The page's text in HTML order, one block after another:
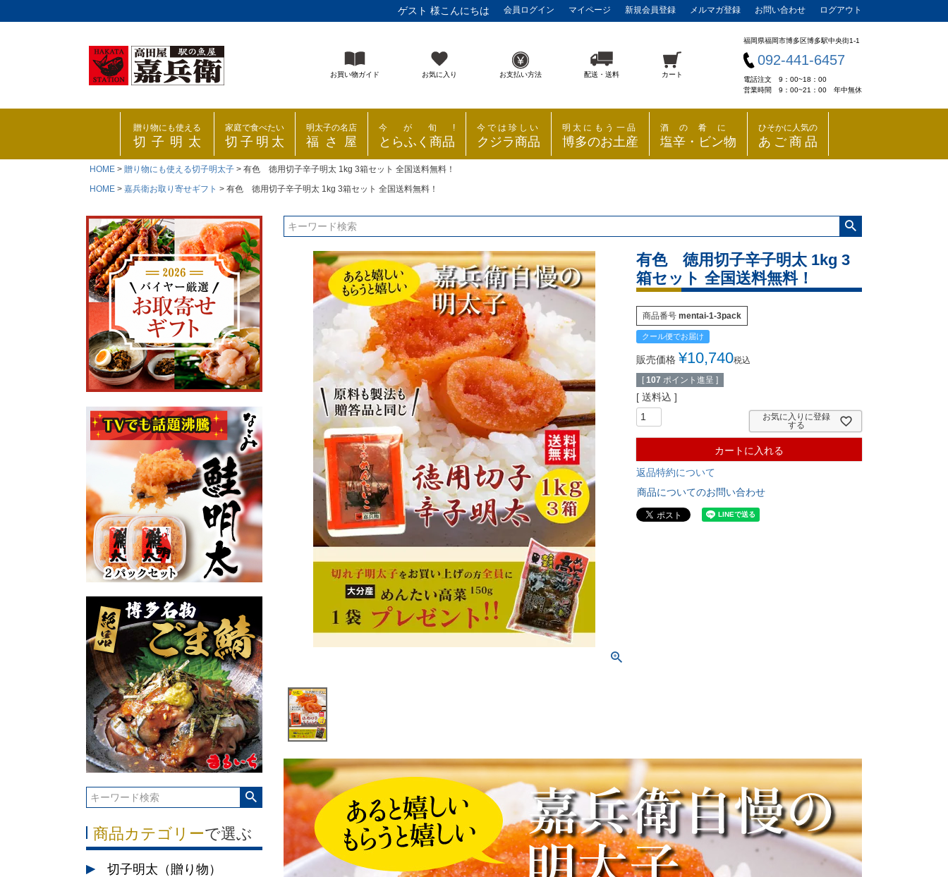
ゲスト 様こんにちは 会員ログイン マイページ 新規会員登録 メルマガ登録 お問い合わせ ログアウト
お買い物ガイド お気に入り お支払い方法 配送・送料 カート
福岡県福岡市博多区博多駅中央街1-1
092-441-6457
電話注文 9：00~18：00
営業時間 9：00~21：00 年中無休
贈り物にも使える
切子明太
家庭で食べたい
切子明太
明太子の名店
福さ屋
今が旬!
とらふく商品
今では珍しい
クジラ商品
明太にもう一品
博多のお土産
酒の肴に
塩辛・ビン物
ひそかに人気の
あご商品
HOME 贈り物にも使える切子明太子
有色 徳用切子辛子明太 1kg 3箱セット 全国送料無料！
HOME
嘉兵衛お取り寄せギフト 有色 徳用切子辛子明太 1kg 3箱セット 全国送料無料！
商品カテゴリーで選ぶ
切子明太（贈り物）
有色 徳用切子辛子明太 1kg 3
箱セット 全国送料無料！
商品番号 mentai-1-3pack
クール便でお届け
販売価格 ¥10,740税込
[ 107 ポイント進呈 ]
送料込
お気に入りに登録
する
カートに入れる
返品特約について
商品についてのお問い合わせ